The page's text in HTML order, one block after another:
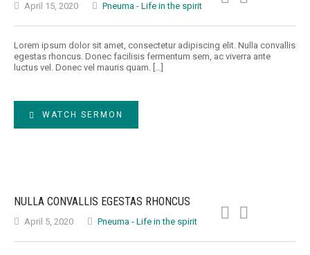
April 15, 2020 Pneuma - Life in the spirit
Lorem ipsum dolor sit amet, consectetur adipiscing elit. Nulla convallis
egestas rhoncus. Donec facilisis fermentum sem, ac viverra ante
luctus vel. Donec vel mauris quam. […]
WATCH SERMON
NULLA CONVALLIS EGESTAS RHONCUS
April 5, 2020 Pneuma - Life in the spirit